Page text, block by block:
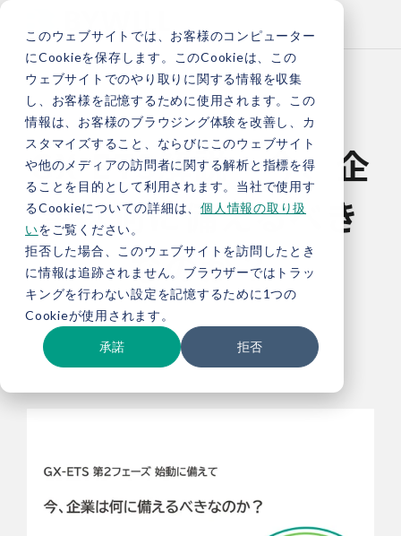
このウェブサイトでは、お客様のコンピューター
にCookieを保存します。このCookieは、この
ウェブサイトでのやり取りに関する情報を収集
し、お客様を記憶するために使用されます。この
情報は、お客様のブラウジング体験を改善し、カ
スタマイズすること、ならびにこのウェブサイト
や他のメディアの訪問者に関する解析と指標を得
ることを目的として利用されます。当社で使用す
るCookieについての詳細は、 個人情報の取り扱
いをご覧ください。
拒否した場合、このウェブサイトを訪問したとき
に情報は追跡されません。ブラウザーではトラッ
キングを行わない設定を記憶するために1つの
Cookieが使用されます。
承諾 拒否
GX-ETS解説～今、企
業は何に備えるべき
なのか？